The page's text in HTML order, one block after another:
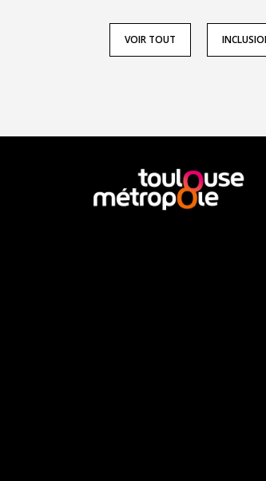
VOIR TOUT
En
savoir
plus